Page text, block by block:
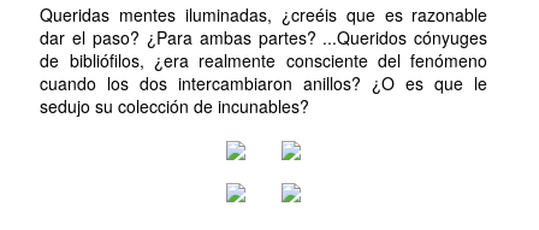
Queridas mentes iluminadas, ¿creéis que es razonable
dar el paso? ¿Para ambas partes? ...Queridos cónyuges
de bibliófilos, ¿era realmente consciente del fenómeno
cuando los dos intercambiaron anillos? ¿O es que le
sedujo su colección de incunables?